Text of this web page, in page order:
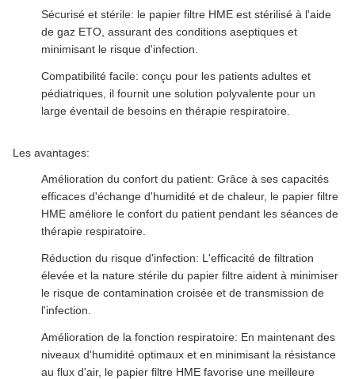
Sécurisé et stérile: le papier filtre HME est stérilisé à l'aide
de gaz ETO, assurant des conditions aseptiques et
minimisant le risque d'infection.
Compatibilité facile: conçu pour les patients adultes et
pédiatriques, il fournit une solution polyvalente pour un
large éventail de besoins en thérapie respiratoire.
Les avantages:
Amélioration du confort du patient: Grâce à ses capacités
efficaces d'échange d'humidité et de chaleur, le papier filtre
HME améliore le confort du patient pendant les séances de
thérapie respiratoire.
Réduction du risque d'infection: L'efficacité de filtration
élevée et la nature stérile du papier filtre aident à minimiser
le risque de contamination croisée et de transmission de
l'infection.
Amélioration de la fonction respiratoire: En maintenant des
niveaux d'humidité optimaux et en minimisant la résistance
au flux d'air, le papier filtre HME favorise une meilleure